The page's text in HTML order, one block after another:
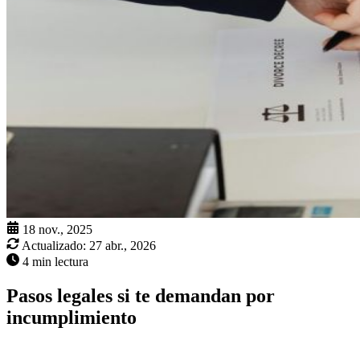
18 nov., 2025
Actualizado: 27 abr., 2026
4 min lectura
Pasos legales si te demandan por
incumplimiento